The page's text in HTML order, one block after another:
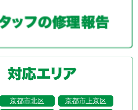
京都市北区
京都市上京区